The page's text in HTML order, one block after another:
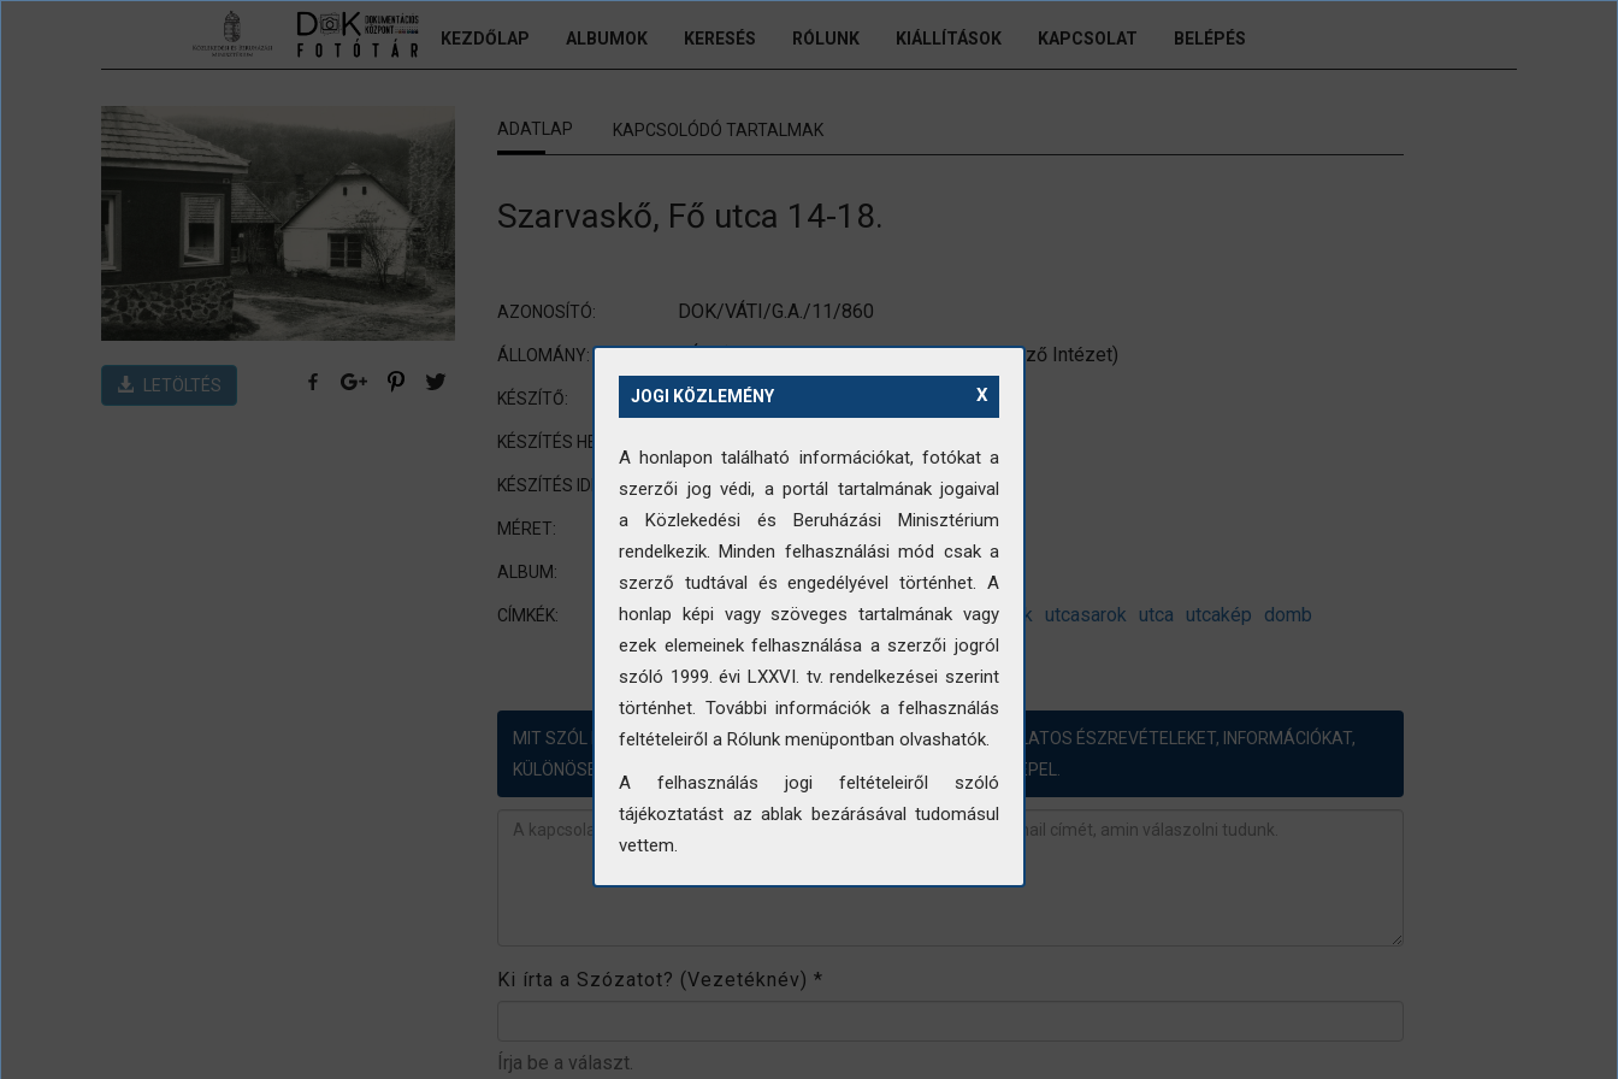
KEZDŐLAP ALBUMOK KERESÉS RÓLUNK KIÁLLÍTÁSOK KAPCSOLAT BELÉPÉS
LETÖLTÉS
ADATLAP KAPCSOLÓDÓ TARTALMAK
Szarvaskő, Fő utca 14-18.
AZONOSÍTÓ: DOK/VÁTI/G.A./11/860
ÁLLOMÁNY: VÁTI (Városépítési Tudományos és Tervező Intézet)
KÉSZÍTŐ: Gazda Anikó
KÉSZÍTÉS HELYE:
KÉSZÍTÉS IDEJE: 1985
MÉRET: nem standard méretre vágott fotó
ALBUM: Épületkép
CÍMKÉK: lakóépület lakóház ház sarokház sarok utcasarok utca utcakép
domb
domboldal köd
MIT SZÓL HOZZÁ?! ÖRÖMMEL FOGADJUK A FOTÓINKKAL KAPCSOLATOS ÉSZREVÉTELEKET, INFORMÁCIÓKAT,
KÜLÖNÖSEN AZOKBAN AZ ESETEKBEN, AHOL „NINCS ADAT” SZEREPEL.
Ki írta a Szózatot? (Vezetéknév)*
Írja be a választ.
X
JOGI KÖZLEMÉNY
A honlapon található információkat, fotókat a
szerzői jog védi, a portál tartalmának jogaival
a Közlekedési és Beruházási Minisztérium
rendelkezik. Minden felhasználási mód csak a
szerző tudtával és engedélyével történhet. A
honlap képi vagy szöveges tartalmának vagy
ezek elemeinek felhasználása a szerzői jogról
szóló 1999. évi LXXVI. tv. rendelkezései szerint
történhet. További információk a felhasználás
feltételeiről a Rólunk menüpontban olvashatók.
A felhasználás jogi feltételeiről szóló
tájékoztatást az ablak bezárásával tudomásul
vettem.